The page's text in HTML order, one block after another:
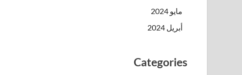
مايو 2024
أبريل 2024
Categories